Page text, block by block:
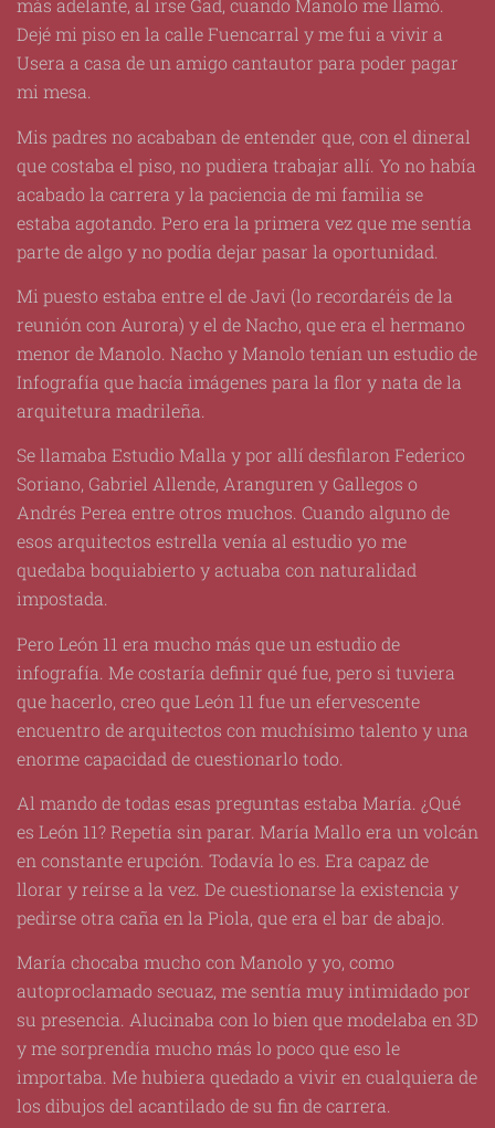
más adelante, al irse Gad, cuando Manolo me llamó.
Dejé mi piso en la calle Fuencarral y me fui a vivir a
Usera a casa de un amigo cantautor para poder pagar
mi mesa.
Mis padres no acababan de entender que, con el dineral
que costaba el piso, no pudiera trabajar allí. Yo no había
acabado la carrera y la paciencia de mi familia se
estaba agotando. Pero era la primera vez que me sentía
parte de algo y no podía dejar pasar la oportunidad.
Mi puesto estaba entre el de Javi (lo recordaréis de la
reunión con Aurora) y el de Nacho, que era el hermano
menor de Manolo. Nacho y Manolo tenían un estudio de
Infografía que hacía imágenes para la flor y nata de la
arquitetura madrileña.
Se llamaba Estudio Malla y por allí desfilaron Federico
Soriano, Gabriel Allende, Aranguren y Gallegos o
Andrés Perea entre otros muchos. Cuando alguno de
esos arquitectos estrella venía al estudio yo me
quedaba boquiabierto y actuaba con naturalidad
impostada.
Pero León 11 era mucho más que un estudio de
infografía. Me costaría definir qué fue, pero si tuviera
que hacerlo, creo que León 11 fue un efervescente
encuentro de arquitectos con muchísimo talento y una
enorme capacidad de cuestionarlo todo.
Al mando de todas esas preguntas estaba María. ¿Qué
es León 11? Repetía sin parar. María Mallo era un volcán
en constante erupción. Todavía lo es. Era capaz de
llorar y reírse a la vez. De cuestionarse la existencia y
pedirse otra caña en la Piola, que era el bar de abajo.
María chocaba mucho con Manolo y yo, como
autoproclamado secuaz, me sentía muy intimidado por
su presencia. Alucinaba con lo bien que modelaba en 3D
y me sorprendía mucho más lo poco que eso le
importaba. Me hubiera quedado a vivir en cualquiera de
los dibujos del acantilado de su fin de carrera.